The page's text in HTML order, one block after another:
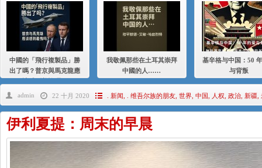
伊利夏提：消失在集中营的红衣女孩
伊利夏提：满目苍夷2020，难见彼岸2021
中國的「飛行複製品」勝
出了嗎？普京與馬克龍應
我敬佩那些在土耳其崇拜
中國的人……
基辛格与中国：50
与背叛
admin 22 十月 2020 . 新闻 . 维吾尔族的朋友 世界 中国 人权 政治 新疆
伊利夏提：周末的早晨